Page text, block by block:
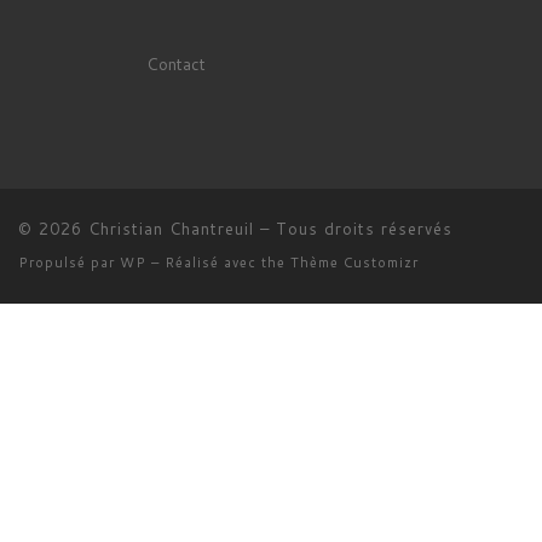
Contact
© 2026 Christian Chantreuil – Tous droits réservés
Propulsé par WP – Réalisé avec the Thème Customizr